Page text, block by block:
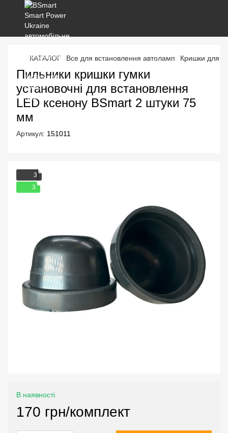
КАТАЛОГ Все для встановлення автоламп Кришки для
Пильники кришки гумки
установочні для встановлення
LED ксенону BSmart 2 штуки 75
мм
Артикул: 151011
3
3
В наявності
170 грн/комплект